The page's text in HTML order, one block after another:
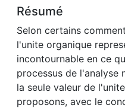
Résumé
Selon certains
l'unite organique
incontournable en ce
processus de l'analyse
la seule valeur de
proposons, avec le